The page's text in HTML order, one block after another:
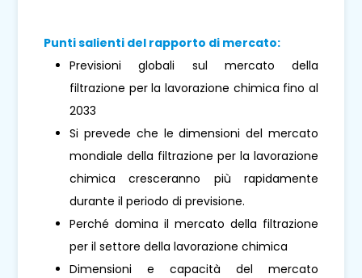
Punti salienti del rapporto di mercato:
Previsioni globali sul mercato della
filtrazione per la lavorazione chimica fino al
2033
Si prevede che le dimensioni del mercato
mondiale della filtrazione per la lavorazione
chimica cresceranno più rapidamente
durante il periodo di previsione.
Perché domina il mercato della filtrazione
per il settore della lavorazione chimica
Dimensioni e capacità del mercato